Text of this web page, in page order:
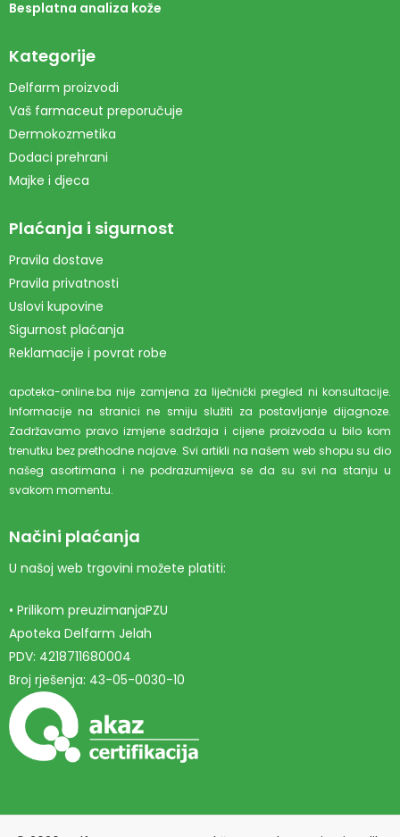
Besplatna analiza kože
Kategorije
Delfarm proizvodi
Vaš farmaceut preporučuje
Dermokozmetika
Dodaci prehrani
Majke i djeca
Plaćanja i sigurnost
Pravila dostave
Pravila privatnosti
Uslovi kupovine
Sigurnost plaćanja
Reklamacije i povrat robe
apoteka-online.ba nije zamjena za liječnički pregled ni konsultacije.
Informacije na stranici ne smiju služiti za postavljanje dijagnoze.
Zadržavamo pravo izmjene sadržaja i cijene proizvoda u bilo kom
trenutku bez prethodne najave. Svi artikli na našem web shopu su dio
našeg asortimana i ne podrazumijeva se da su svi na stanju u
svakom momentu.
Načini plaćanja
U našoj web trgovini možete platiti:
• Prilikom preuzimanjaPZU
Apoteka Delfarm Jelah
PDV: 4218711680004
Broj rješenja: 43-05-0030-10